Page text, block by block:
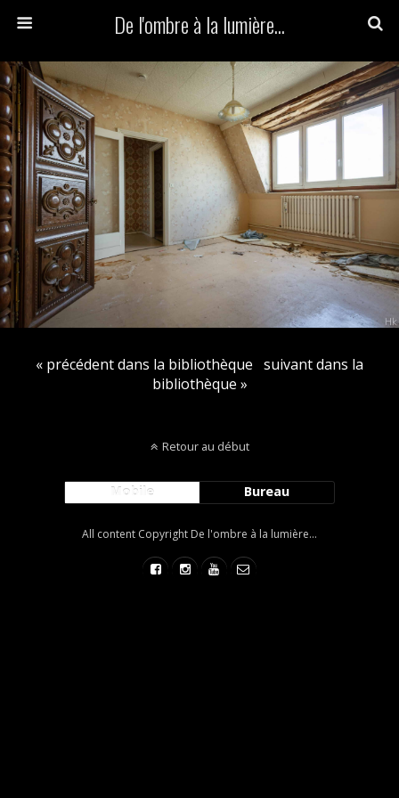
De l'ombre à la lumière...
« précédent dans la bibliothèque suivant dans la
bibliothèque »
Retour au début
Mobile Bureau
All content Copyright De l'ombre à la lumière...